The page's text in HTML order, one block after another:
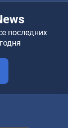
последних